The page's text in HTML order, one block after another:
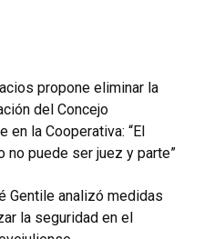
propone eliminar la
del Concejo
en la Cooperativa: “El
no puede ser juez y parte”
Gentile analizó medidas
la seguridad en el